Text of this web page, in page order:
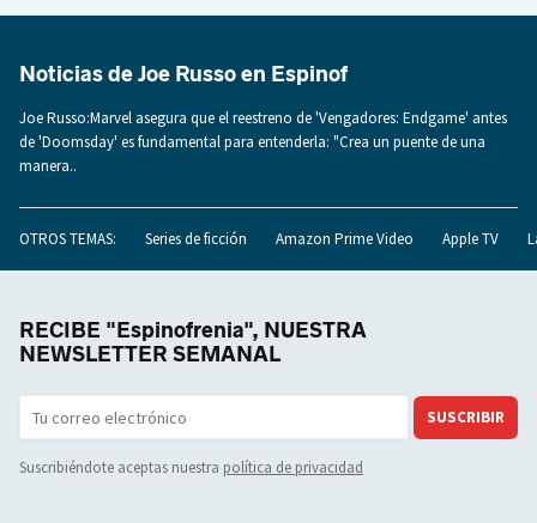
Noticias de Joe Russo en Espinof
Joe Russo:Marvel asegura que el reestreno de 'Vengadores: Endgame' antes
de 'Doomsday' es fundamental para entenderla: "Crea un puente de una
manera..
OTROS TEMAS: Series de ficción Amazon Prime Video Apple TV
RECIBE "Espinofrenia", NUESTRA
NEWSLETTER SEMANAL
SUSCRIBIR
Suscribiéndote aceptas nuestra política de privacidad